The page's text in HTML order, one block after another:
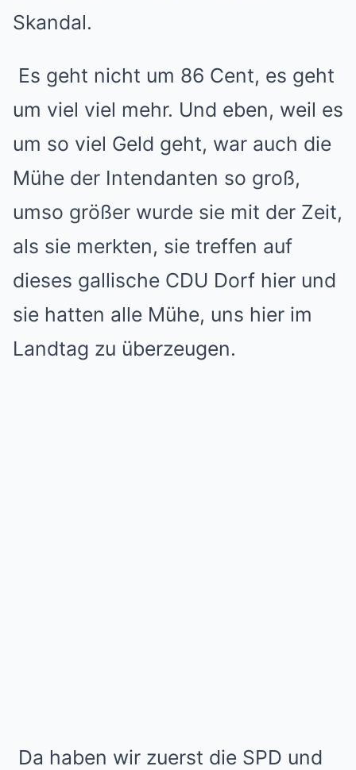
Skandal.
Es geht nicht um 86 Cent, es geht
um viel viel mehr. Und eben, weil es
um so viel Geld geht, war auch die
Mühe der Intendanten so groß,
umso größer wurde sie mit der Zeit,
als sie merkten, sie treffen auf
dieses gallische CDU Dorf hier und
sie hatten alle Mühe, uns hier im
Landtag zu überzeugen.
Da haben wir zuerst die SPD und